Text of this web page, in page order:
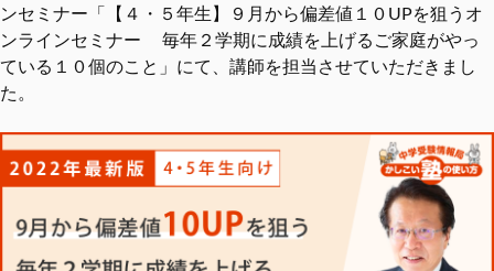
ンセミナー「【４・５年生】９月から偏差値１０UPを狙うオ
ンラインセミナー 毎年２学期に成績を上げるご家庭がやっ
ている１０個のこと」にて、講師を担当させていただきまし
た。